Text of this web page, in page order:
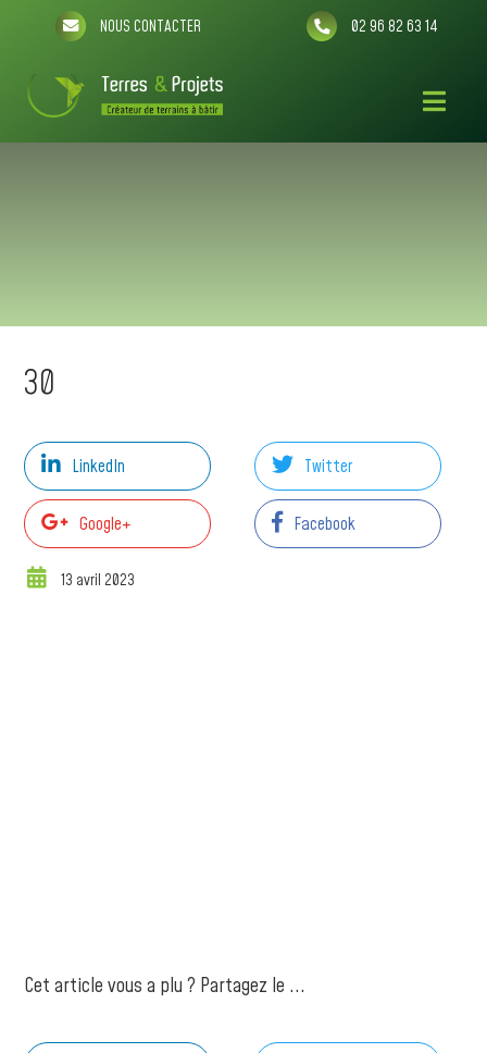
NOUS CONTACTER 02 96 82 63 14
30
LinkedIn Twitter
Google+ Facebook
13 avril 2023
Cet article vous a plu ? Partagez le ...